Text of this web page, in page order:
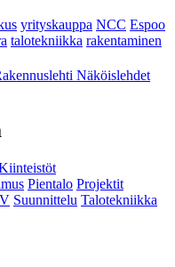
yrityskauppa NCC Espoo
talotekniikka rakentaminen
Näköislehdet
Pientalo Projektit
Suunnittelu Talotekniikka